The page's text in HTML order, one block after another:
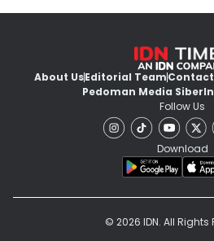
About UsEditorial TeamContact
Pedoman Media Siber
Follow Us
Download
© 2026 IDN. All Rights